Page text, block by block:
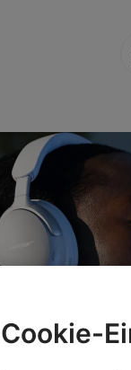
Cookie-